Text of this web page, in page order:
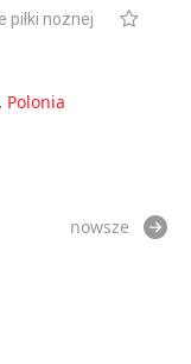
nożnej
, Polonia
nowsze